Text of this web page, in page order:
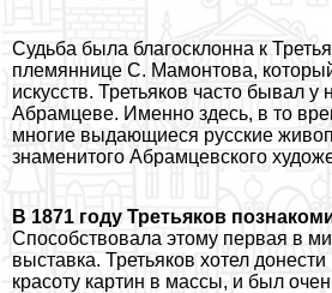
Судьба была благосклонна к
племяннице С. Мамонтова,
искусств. Третьяков часто бывал у
Абрамцеве. Именно здесь, в то
многие выдающиеся русские
знаменитого Абрамцевского
В 1871 году Третьяков
Способствовала этому первая в
выставка. Третьяков хотел
красоту картин в массы, и был